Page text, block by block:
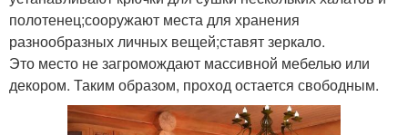
полотенец;сооружают места для хранения
разнообразных личных вещей;ставят зеркало.
Это место не загромождают массивной мебелью или
декором. Таким образом, проход остается свободным.